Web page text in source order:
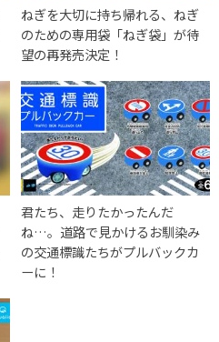
ねぎを大切に持ち帰れる、ねぎ
のための専用袋「ねぎ袋」が待
望の再発売決定！
君たち、走りたかったんだ
ね…。道路で見かけるお馴染み
の交通標識たちがプルバックカ
ーに！